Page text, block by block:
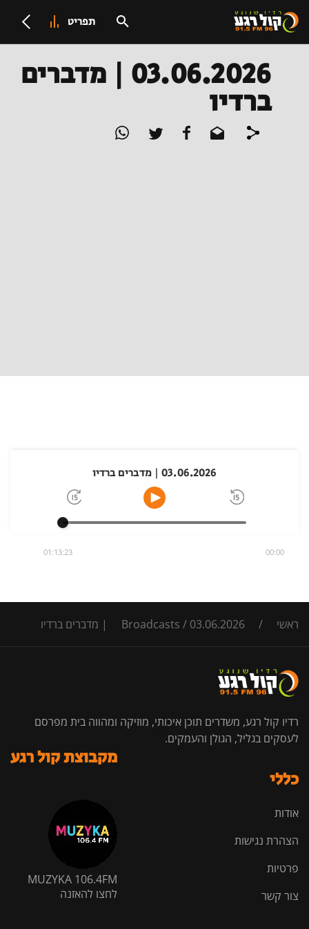
תפריט
03.06.2026 | מדברים
ברדיו
03.06.2026 | מדברים ברדיו
00:00
01:13:23
ראשי /
Broadcasts / 03.06.2026 | מדברים ברדיו
רדיו קול רגע, משדרים תוכן איכותי, מוזיקה ומהווה בית מפרסם
לעסקים בגליל, הגולן והעמקים.
כללי
אודות
הצהרת נגישות
פרטיות
צור קשר
מקבוצת קול רגע
MUZYKA 106.4FM
לחצו להאזנה